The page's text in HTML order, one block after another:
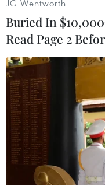
gây ra./.
10 sự kiện
Thông tin nổi
2023 do các
chọn
Quốc hội thông
chuẩn hóa thông
phát lừa đảo trên
kiện công nghệ
năm 2023.
JG Wentworth
Buried In
Read Page 2